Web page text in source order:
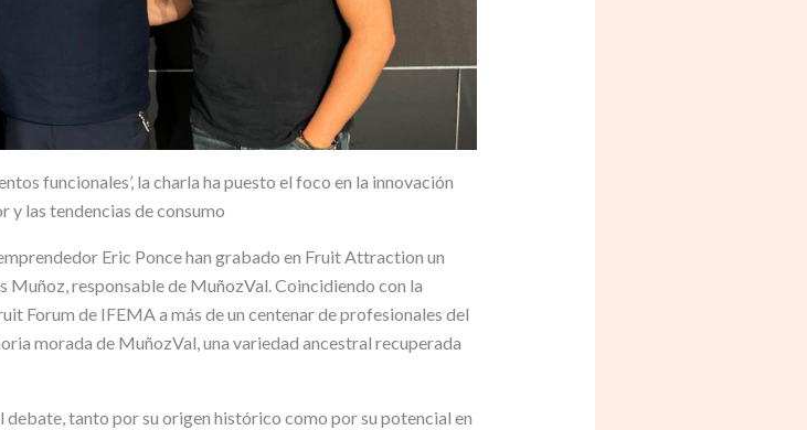
funcionales’, la charla ha puesto el foco en la innovación
las tendencias de consumo
Eric Ponce han grabado en Fruit Attraction un
Muñoz, responsable de MuñozVal. Coincidiendo con la
Forum de IFEMA a más de un centenar de profesionales del
morada de MuñozVal, una variedad ancestral recuperada
tanto por su origen histórico como por su potencial en